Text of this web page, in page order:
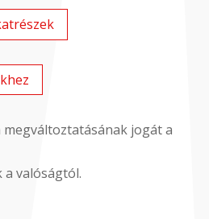
jogát a
valóságtól.